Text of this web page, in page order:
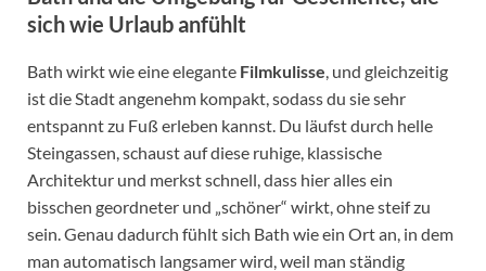
sich wie Urlaub anfühlt
Bath wirkt wie eine elegante Filmkulisse, und gleichzeitig
ist die Stadt angenehm kompakt, sodass du sie sehr
entspannt zu Fuß erleben kannst. Du läufst durch helle
Steingassen, schaust auf diese ruhige, klassische
Architektur und merkst schnell, dass hier alles ein
bisschen geordneter und „schöner“ wirkt, ohne steif zu
sein. Genau dadurch fühlt sich Bath wie ein Ort an, in dem
man automatisch langsamer wird, weil man ständig